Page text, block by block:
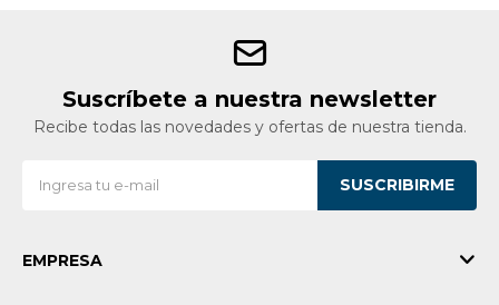
Suscríbete a nuestra newsletter
Recibe todas las novedades y ofertas de nuestra tienda.
SUSCRIBIRME
EMPRESA